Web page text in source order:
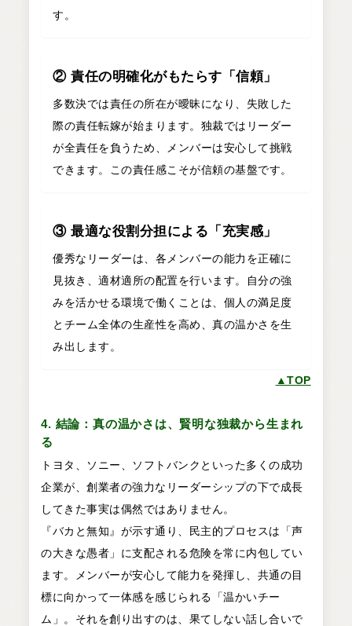
す。
② 責任の明確化がもたらす「信頼」
多数決では責任の所在が曖昧になり、失敗した
際の責任転嫁が始まります。独裁ではリーダー
が全責任を負うため、メンバーは安心して挑戦
できます。この責任感こそが信頼の基盤です。
③ 最適な役割分担による「充実感」
優秀なリーダーは、各メンバーの能力を正確に
見抜き、適材適所の配置を行います。自分の強
みを活かせる環境で働くことは、個人の満足度
とチーム全体の生産性を高め、真の温かさを生
み出します。
▲TOP
4. 結論：真の温かさは、賢明な独裁から生まれ
る
トヨタ、ソニー、ソフトバンクといった多くの成功
企業が、創業者の強力なリーダーシップの下で成長
してきた事実は偶然ではありません。
『バカと無知』が示す通り、民主的プロセスは「声
の大きな愚者」に支配される危険を常に内包してい
ます。メンバーが安心して能力を発揮し、共通の目
標に向かって一体感を感じられる「温かいチー
ム」。それを創り出すのは、果てしない話し合いで